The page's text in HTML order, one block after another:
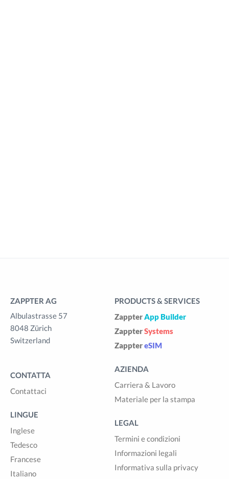
ZAPPTER AG
Albulastrasse 57
8048 Zürich
Switzerland
CONTATTA
Contattaci
LINGUE
Inglese
Tedesco
Francese
Italiano
PRODUCTS & SERVICES
ZappterApp Builder
ZappterSystems
ZapptereSIM
AZIENDA
Carriera & Lavoro
Materiale per la stampa
LEGAL
Termini e condizioni
Informazioni legali
Informativa sulla privacy